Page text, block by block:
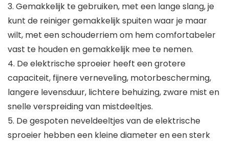
3. Gemakkelijk te gebruiken, met een lange slang, je
kunt de reiniger gemakkelijk spuiten waar je maar
wilt, met een schouderriem om hem comfortabeler
vast te houden en gemakkelijk mee te nemen.
4. De elektrische sproeier heeft een grotere
capaciteit, fijnere verneveling, motorbescherming,
langere levensduur, lichtere behuizing, zware mist en
snelle verspreiding van mistdeeltjes.
5. De gespoten neveldeeltjes van de elektrische
sproeier hebben een kleine diameter en een sterk